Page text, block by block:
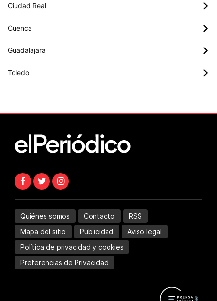
Ciudad Real
Cuenca
Guadalajara
Toledo
Quiénes somos Contacto
RSS
Mapa del sitio
Publicidad
Aviso legal
Política de privacidad y cookies
Preferencias de Privacidad